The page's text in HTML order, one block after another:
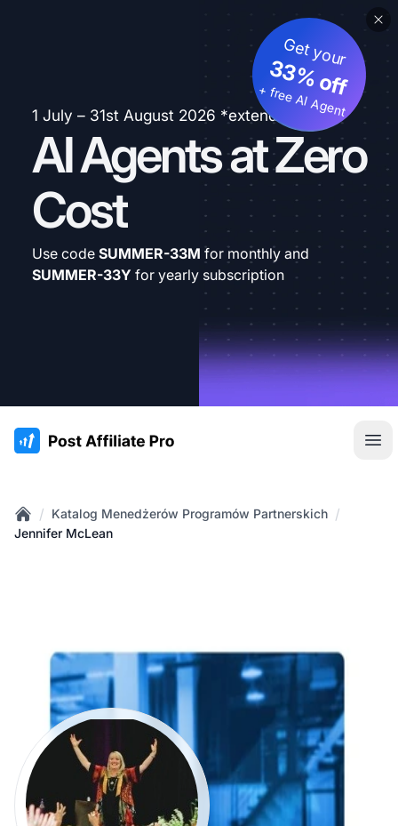
1 July – 31st August 2026 *extended
AI Agents at Zero
Cost
Get your
33% off
+ free AI Agent
Use code SUMMER-33M for monthly and
SUMMER-33Y for yearly subscription
:site.title
Home
/ Katalog Menedżerów Programów Partnerskich /
Jennifer McLean